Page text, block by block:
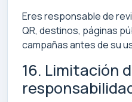
Eres responsable de
QR, destinos, páginas
campañas antes de su
16. Limitación